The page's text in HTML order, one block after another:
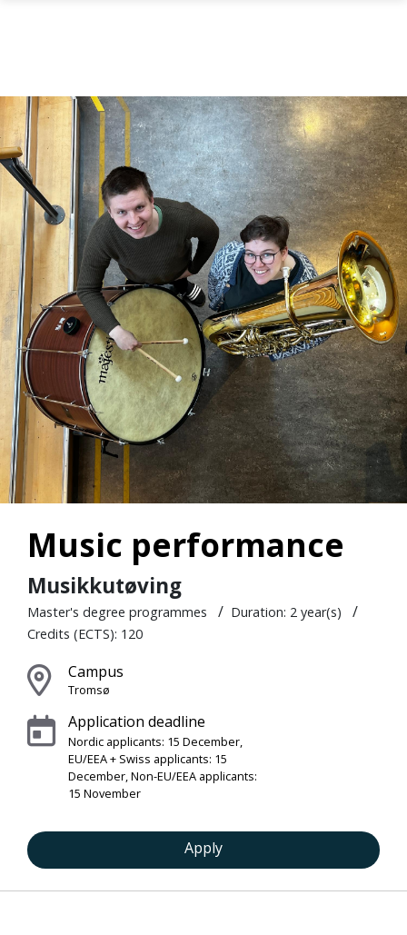
Skip to main content
Music performance
Musikkutøving
Master's degree programmes / Duration: 2 year(s) /
Credits (ECTS): 120
Campus
Tromsø
Application deadline
Nordic applicants: 15 December,
EU/EEA + Swiss applicants: 15
December, Non-EU/EEA applicants:
15 November
Apply